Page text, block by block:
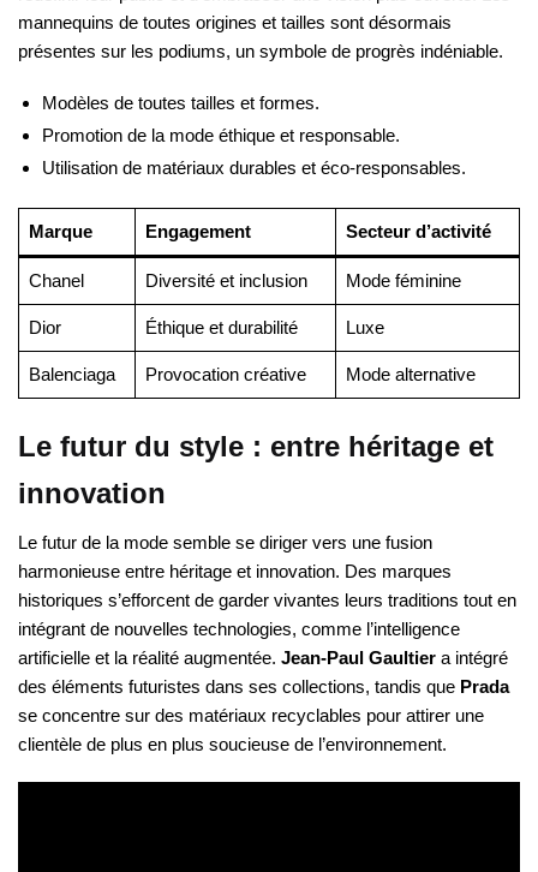
mannequins de toutes origines et tailles sont désormais
présentes sur les podiums, un symbole de progrès indéniable.
Modèles de toutes tailles et formes.
Promotion de la mode éthique et responsable.
Utilisation de matériaux durables et éco-responsables.
Marque Engagement Secteur d’activité
Chanel Diversité et inclusion Mode féminine
Dior Éthique et durabilité Luxe
Balenciaga Provocation créative Mode alternative
Le futur du style : entre héritage et
innovation
Le futur de la mode semble se diriger vers une fusion
harmonieuse entre héritage et innovation. Des marques
historiques s’efforcent de garder vivantes leurs traditions tout en
intégrant de nouvelles technologies, comme l’intelligence
artificielle et la réalité augmentée. Jean-Paul Gaultier a intégré
des éléments futuristes dans ses collections, tandis que Prada
se concentre sur des matériaux recyclables pour attirer une
clientèle de plus en plus soucieuse de l’environnement.